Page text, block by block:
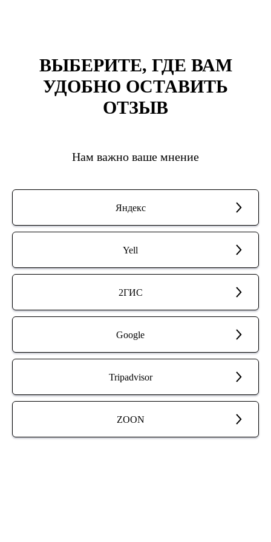
ВЫБЕРИТЕ, ГДЕ ВАМ
УДОБНО ОСТАВИТЬ
ОТЗЫВ
Нам важно ваше мнение
Яндекс
Yell
2ГИС
Google
Tripadvisor
ZOON